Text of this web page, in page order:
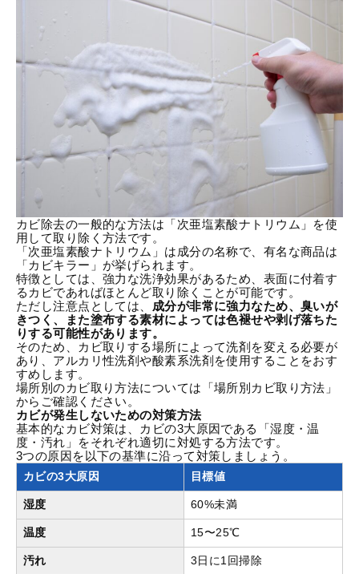
カビ除去の一般的な方法は「次亜塩素酸ナトリウム」を使
用して取り除く方法です。
「次亜塩素酸ナトリウム」は成分の名称で、有名な商品は
「カビキラー 」が挙げられます。
特徴としては、強力な洗浄効果があるため、表面に付着す
るカビであればほとんど取り除くことが可能です。
ただし注意点としては、 成分が非常に強力なため、臭いが
きつく、また塗布する素材によっては色褪せや剥げ落ちた
りする可能性があります。
そのため、カビ取りする場所によって洗剤を変える必要が
あり、アルカリ性洗剤や酸素系洗剤を使用することをおす
すめします。
場所別のカビ取り方法については「場所別カビ取り方法 」
からご確認ください。
カビが発生しないための対策方法
基本的なカビ対策は、カビの3大原因である「湿度・温
度・汚れ」をそれぞれ適切に対処する方法です。
3つの原因を以下の基準に沿って対策しましょう。
カビの3大原因 目標値
湿度 60%未満
温度 15〜25℃
汚れ 3日に1回掃除